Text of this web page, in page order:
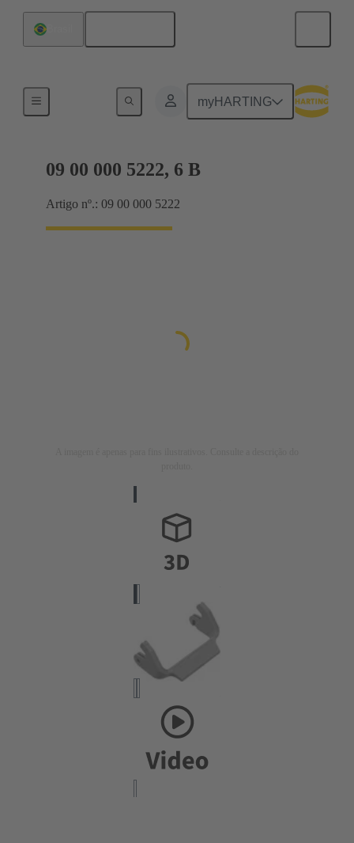
myHARTING
Sistemas de trava
09 00 000 5222, 6 B
Artigo nº.: 09 00 000 5222